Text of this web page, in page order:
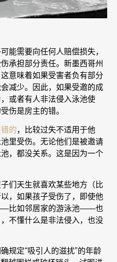
能需要向任何人赔偿损失，
承担部分责任。新墨西哥州
意味着如果受害者负有部分
减少。因此，如果受邀的成
或者有人非法侵入泳池使
伤是房主的错。
的，比较过失不适用于他
里受伤。无论他们是被邀请
，都没关系。这是因为一个
们天生就喜欢某些地方（比
，如果孩子受伤了，即使他
比如邻居家的游泳池——也
不懂什么是非法侵入，也没
规定“吸引人的滋扰”的年龄